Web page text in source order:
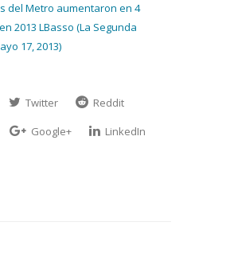
del Metro aumentaron en 4
2013 LBasso (La Segunda
17, 2013)
Twitter
Reddit
Google+
LinkedIn